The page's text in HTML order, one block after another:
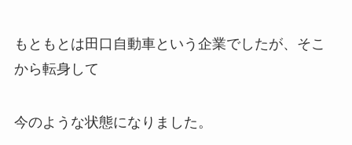
もともとは田口自動車という企業でしたが、そこ
から転身して
今のような状態になりました。